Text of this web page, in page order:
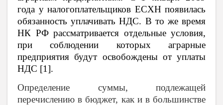
года у налогоплательщиков ЕСХН появилась
обязанность уплачивать НДС. В то же время
НК РФ рассматривается отдельные условия,
при соблюдении которых аграрные
предприятия будут освобождены от уплаты
НДС [1].
Определение суммы, подлежащей
перечислению в бюджет, как и в большинстве